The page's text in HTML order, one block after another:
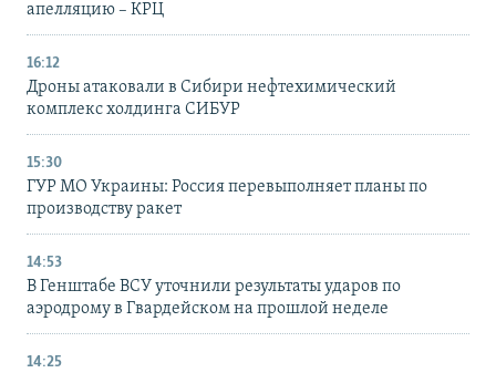
апелляцию – КРЦ
16:12
Дроны атаковали в Сибири нефтехимический
комплекс холдинга СИБУР
15:30
ГУР МО Украины: Россия перевыполняет планы по
производству ракет
14:53
В Генштабе ВСУ уточнили результаты ударов по
аэродрому в Гвардейском на прошлой неделе
14:25